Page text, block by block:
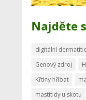
Najděte
digitální
Genový zdroj
Křtiny hříbat
mastitidy u skotu